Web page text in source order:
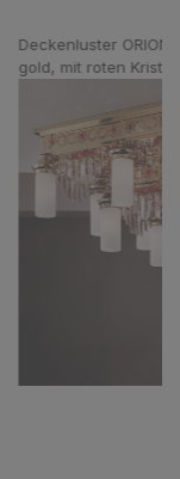
Deckenluster
gold, mit roten